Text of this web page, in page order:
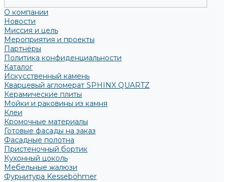
О компании
Новости
Миссия и цель
Мероприятия и проекты
Партнёры
Политика конфиденциальности
Каталог
Искусственный камень
Кварцевый агломерат SPHINX QUARTZ
Керамические плиты
Мойки и раковины из камня
Клеи
Кромочные материалы
Готовые фасады на заказ
Фасадные полотна
Пристеночный бортик
Кухонный цоколь
Мебельные жалюзи
Фурнитура Kesseböhmer